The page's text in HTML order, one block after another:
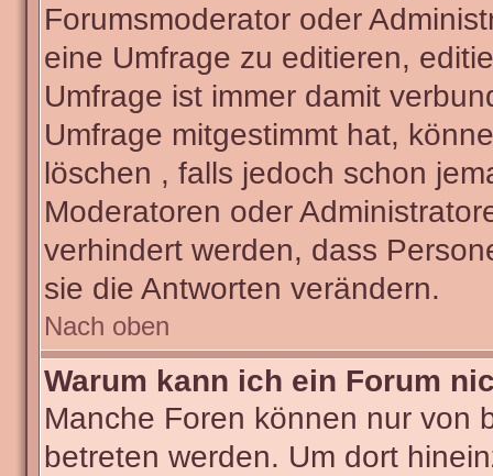
Forumsmoderator oder
eine Umfrage zu editieren,
Umfrage ist immer damit
Umfrage mitgestimmt hat,
löschen , falls jedoch schon
Moderatoren oder
verhindert werden, dass
sie die Antworten verändern.
Nach oben
Warum kann ich ein Forum
Manche Foren können nur von
betreten werden. Um dort